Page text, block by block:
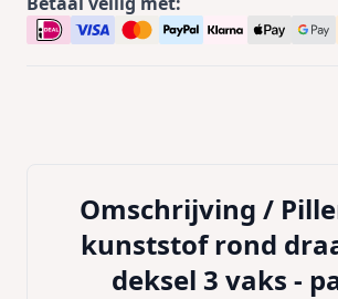
Omschrijving /
kunststof rond
deksel 3 vaks -